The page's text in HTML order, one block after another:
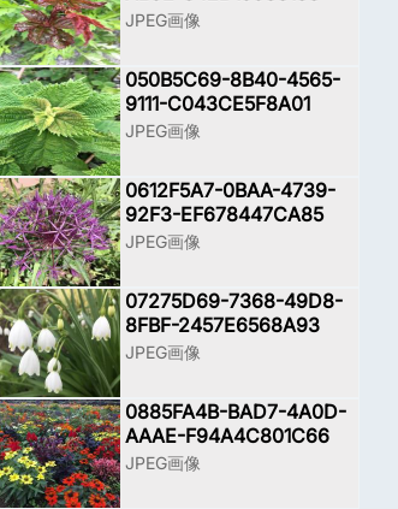
JPEG画像
050B5C69-8B40-4565-
9111-C043CE5F8A01
JPEG画像
0612F5A7-0BAA-4739-
92F3-EF678447CA85
JPEG画像
07275D69-7368-49D8-
8FBF-2457E6568A93
JPEG画像
0885FA4B-BAD7-4A0D-
AAAE-F94A4C801C66
JPEG画像